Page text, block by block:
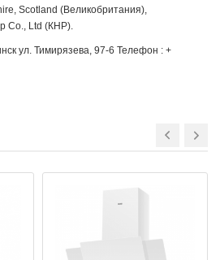
Scotland (Великобритания),
Co., Ltd (КНР).
ул. Тимирязева, 97-6 Телефон : +